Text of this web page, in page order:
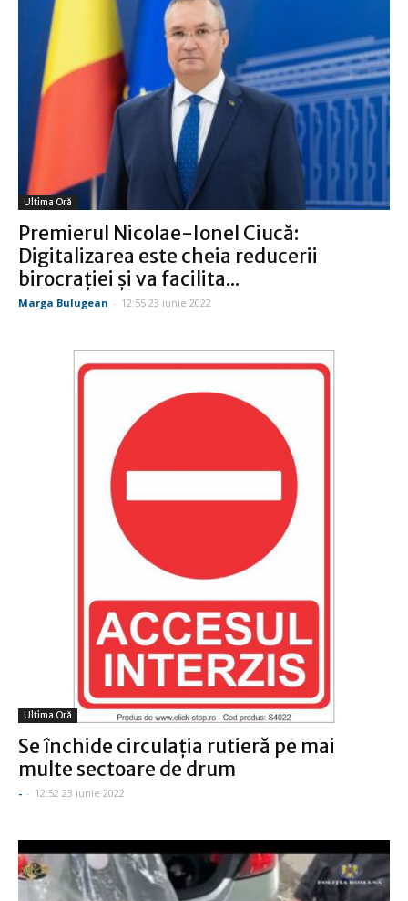
Ultima Oră
Premierul Nicolae-Ionel Ciucă:
Digitalizarea este cheia reducerii
birocrației și va facilita...
Marga Bulugean - 12:55 23 iunie 2022
Ultima Oră
Se închide circulaţia rutieră pe mai
multe sectoare de drum
- - 12:52 23 iunie 2022